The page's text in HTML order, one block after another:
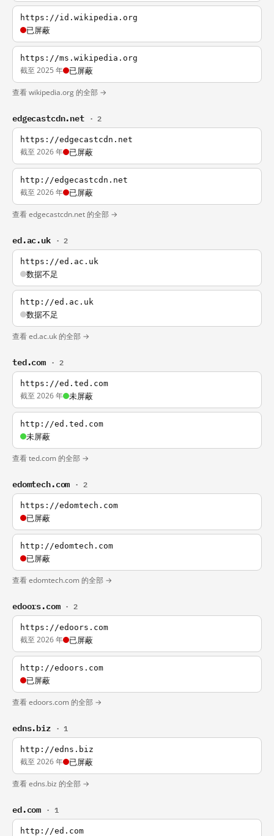
https://id.wikipedia.org
已屏蔽
https://ms.wikipedia.org
截至 2025 年 已屏蔽
查看 wikipedia.org 的全部 →
edgecastcdn.net · 2
https://edgecastcdn.net
截至 2026 年 已屏蔽
http://edgecastcdn.net
截至 2026 年 已屏蔽
查看 edgecastcdn.net 的全部 →
ed.ac.uk · 2
https://ed.ac.uk
数据不足
http://ed.ac.uk
数据不足
查看 ed.ac.uk 的全部 →
ted.com · 2
https://ed.ted.com
截至 2026 年 未屏蔽
http://ed.ted.com
未屏蔽
查看 ted.com 的全部 →
edomtech.com · 2
https://edomtech.com
已屏蔽
http://edomtech.com
已屏蔽
查看 edomtech.com 的全部 →
edoors.com · 2
https://edoors.com
截至 2026 年 已屏蔽
http://edoors.com
已屏蔽
查看 edoors.com 的全部 →
edns.biz · 1
http://edns.biz
截至 2026 年 已屏蔽
查看 edns.biz 的全部 →
ed.com · 1
http://ed.com